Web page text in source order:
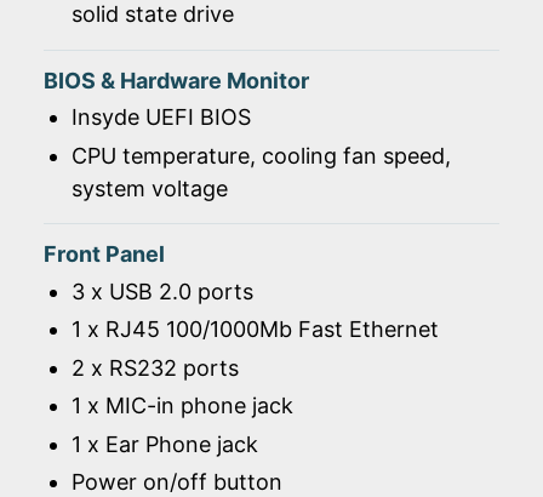
solid state drive
BIOS & Hardware Monitor
Insyde UEFI BIOS
CPU temperature, cooling fan speed,
system voltage
Front Panel
3 x USB 2.0 ports
1 x RJ45 100/1000Mb Fast Ethernet
2 x RS232 ports
1 x MIC-in phone jack
1 x Ear Phone jack
Power on/off button